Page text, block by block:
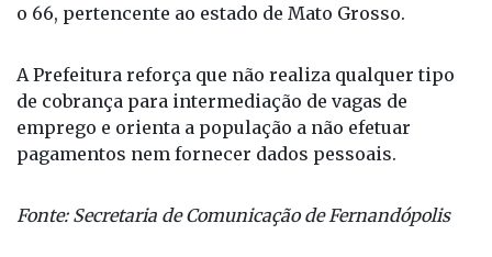
o 66, pertencente ao estado de Mato Grosso.
A Prefeitura reforça que não realiza qualquer tipo
de cobrança para intermediação de vagas de
emprego e orienta a população a não efetuar
pagamentos nem fornecer dados pessoais.
Fonte: Secretaria de Comunicação de Fernandópolis